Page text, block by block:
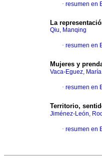
· resumen en
La
Qiu, Manqing
· resumen en
Mujeres y
Vaca-Eguez,
· resumen en
Territorio,
Jiménez-León,
· resumen en